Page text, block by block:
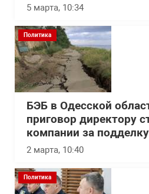
5 марта, 10:34
Политика
БЭБ в Одесской
приговор директору
компании за
2 марта, 10:40
Политика